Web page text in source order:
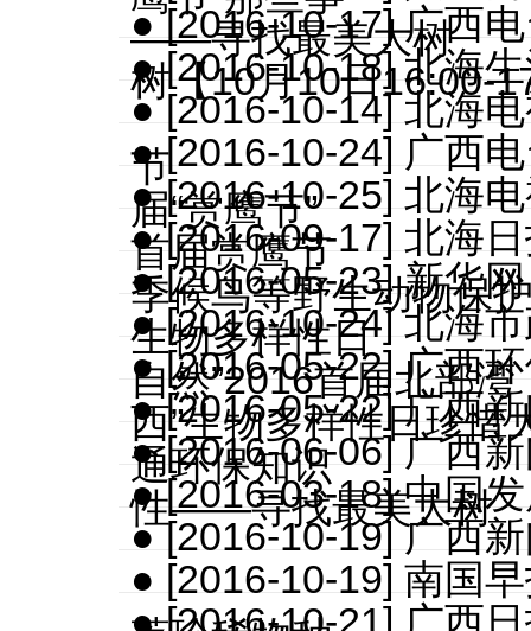
——寻找最美大树
● [2016-10-17] 广西
树【10月10日16:00-
● [2016-10-18] 北海
● [2016-10-14] 北海
节
● [2016-10-24] 广西
届“赏鹰节”
● [2016-10-25] 北海
首届赏鹰节
● [2016-09-17] 北海
季候鸟等野生动物保
● [2016-05-23] 新华
生物多样性日
● [2016-10-24] 北海
自然”2016首届北部
● [2016-05-22] 广西
西”生物多样性日珍惜
● [2016-05-22] 广西
通环保知识
● [2016-06-06] 广西
性——寻找最美大树
● [2016-03-18] 中国
● [2016-10-19] 广西
● [2016-10-19] 南国
● [2016-10-21] 广西